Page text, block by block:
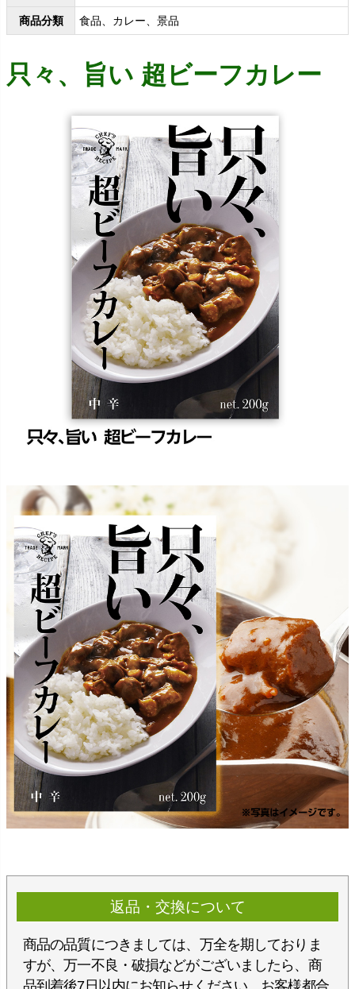
商品分類 食品、カレー、景品
只々、旨い 超ビーフカレー
返品・交換について
商品の品質につきましては、万全を期しておりま
すが、万一不良・破損などがございましたら、商
品到着後7日以内にお知らせください。お客様都合